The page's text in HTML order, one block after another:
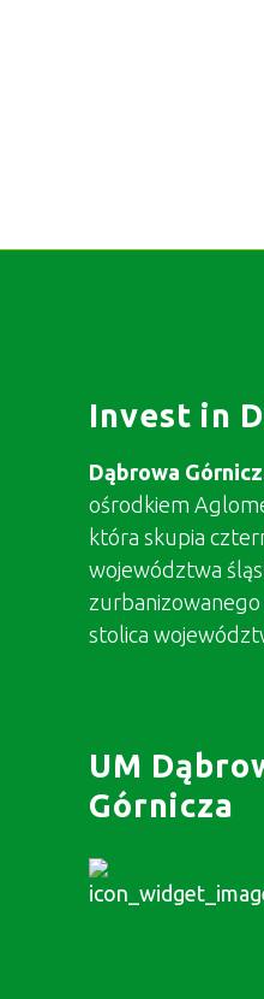
Invest in
Dąbrowa
ośrodkiem
która skupia
województwa
zurbanizowanego
stolica
UM
Górnicza